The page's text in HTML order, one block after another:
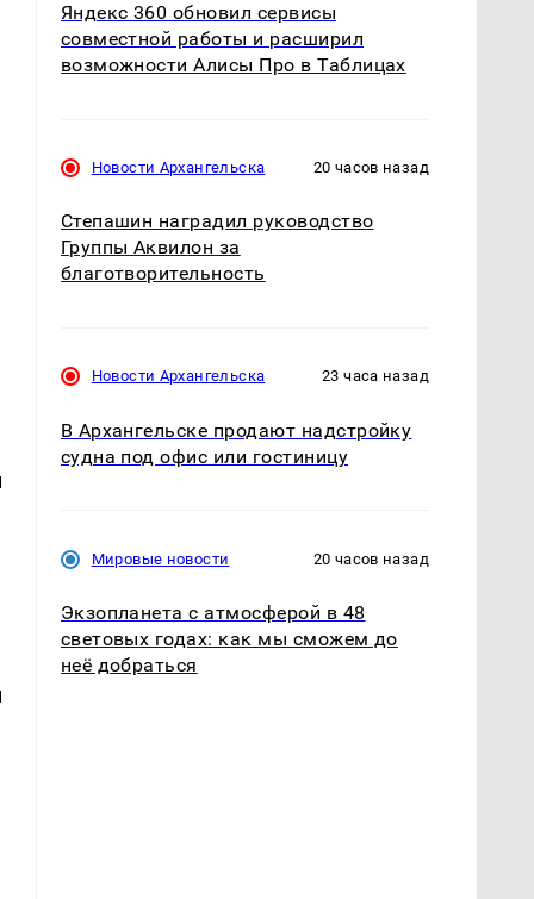
Яндекс 360 обновил сервисы
совместной работы и расширил
возможности Алисы Про в Таблицах
Новости Архангельска 20 часов назад
Степашин наградил руководство
Группы Аквилон за
благотворительность
Новости Архангельска 23 часа назад
В Архангельске продают надстройку
судна под офис или гостиницу
Мировые новости 20 часов назад
Экзопланета с атмосферой в 48
световых годах: как мы сможем до
неё добраться